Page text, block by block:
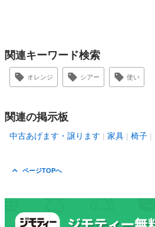
関連キーワード検索
オレンジ シアー 使い
関連の掲示板
中古あげます・譲ります 家具 椅子
ページTOPへ